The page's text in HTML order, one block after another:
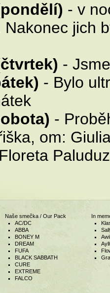
- v
Nakonec jich
-
- Bylo
-
om:
Naše smečka / Our Pack
AC/DC
ABBA
BONEY M
DREAM
FUFA
BLACK SABBATH
CURE
EXTREME
FALCO
In